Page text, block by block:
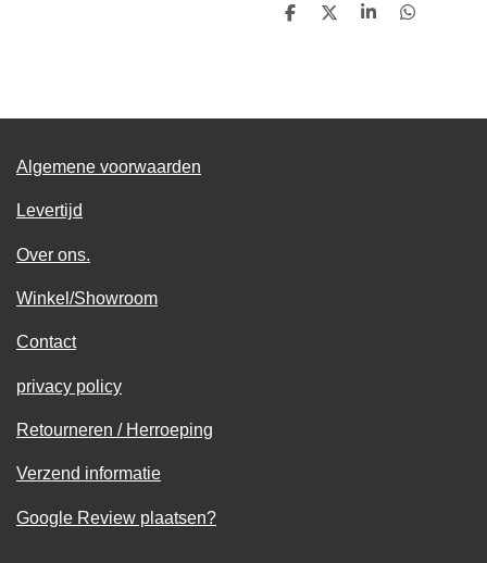
D
D
S
D
Algemene voorwaarden
Levertijd
Over ons.
Winkel/Showroom
Contact
privacy policy
Retourneren / Herroeping
Verzend informatie
Google Review plaatsen?